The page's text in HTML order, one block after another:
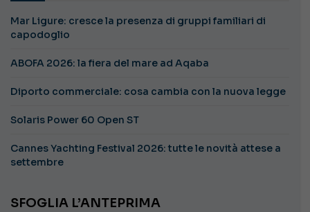
Mar Ligure: cresce la presenza di gruppi familiari di
capodoglio
ABOFA 2026: la fiera del mare ad Aqaba
Diporto commerciale: cosa cambia con la nuova legge
Solaris Power 60 Open ST
Cannes Yachting Festival 2026: tutte le novità attese a
settembre
SFOGLIA L’ANTEPRIMA